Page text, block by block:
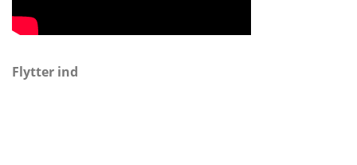
Flytter ind